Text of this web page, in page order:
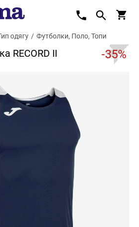
одягу / Футболки, Поло, Топи
RECORD II -35%